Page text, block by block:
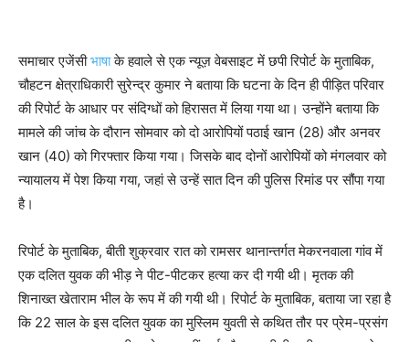
समाचार एजेंसीभाषाके हवाले से एक न्यूज़ वेबसाइट में छपी रिपोर्ट के मुताबिक,
चौहटन क्षेत्राधिकारी सुरेन्‍द्र कुमार ने बताया कि घटना के दिन ही पीड़ित परिवार
की रिपोर्ट के आधार पर संदिग्‍धों को हिरासत में लिया गया था। उन्‍होंने बताया कि
मामले की जांच के दौरान सोमवार को दो आरोपियों पठाई खान (28) और अनवर
खान (40) को गिरफ्तार किया गया। जिसके बाद दोनों आरोपियों को मंगलवार को
न्यायालय में पेश किया गया, जहां से उन्हें सात दिन की पुलिस रिमांड पर सौंपा गया
है।
रिपोर्ट के मुताबिक, बीती शुक्रवार रात को रामसर थानान्तर्गत मेकरनवाला गांव में
एक दलित युवक की भीड़ ने पीट-पीटकर हत्‍या कर दी गयी थी। मृतक की
शिनाख्त खेताराम भील के रूप में की गयी थी। रिपोर्ट के मुताबिक, बताया जा रहा है
कि 22 साल के इस दलित युवक का मुस्लिम युवती से कथित तौर पर प्रेम-प्रसंग